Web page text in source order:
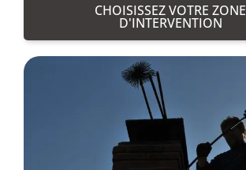
CHOISISSEZ VOTRE ZONE
D'INTERVENTION